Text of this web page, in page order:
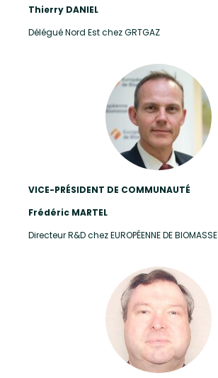
Thierry DANIEL
Délégué Nord Est chez GRTGAZ
VICE-PRÉSIDENT DE COMMUNAUTÉ
Frédéric MARTEL
Directeur R&D chez EUROPÉENNE DE BIOMASSE